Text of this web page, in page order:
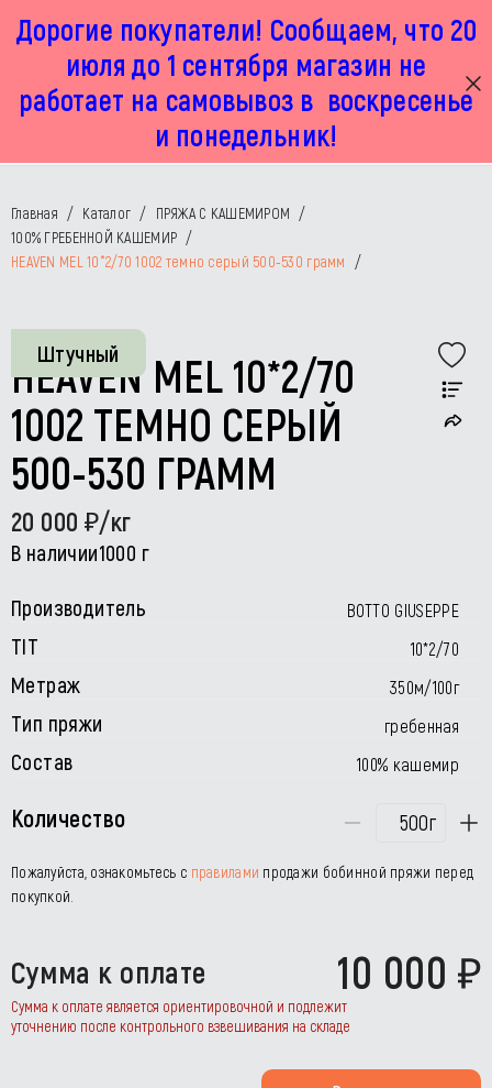
Дорогие покупатели! Сообщаем, что 20
июля до 1 сентября магазин не
работает на самовывоз в воскресенье
и понедельник!
г. Москва, Маленковская 32 стр 2А
пн-пт с 11:00 до 19:00, сб с 11:00 до 17:00
+7 925 449 67 92
Главная / Каталог / ПРЯЖА С КАШЕМИРОМ /
100% ГРЕБЕННОЙ КАШЕМИР /
HEAVEN MEL 10*2/70 1002 темно серый 500-530 грамм
/
Штучный
HEAVEN MEL 10*2/70
1002 ТЕМНО СЕРЫЙ
500-530 ГРАММ
20 000 /кг
В наличии1000 г
Производитель BOTTO GIUSEPPE
TIT 10*2/70
Метраж 350м/100г
Тип пряжи гребенная
Состав 100% кашемир
Количество г
Пожалуйста, ознакомьтесь с правилами продажи бобинной пряжи перед
покупкой.
Сумма к оплате 10 000
Сумма к оплате является ориентировочной и подлежит
уточнению после контрольного взвешивания на складе